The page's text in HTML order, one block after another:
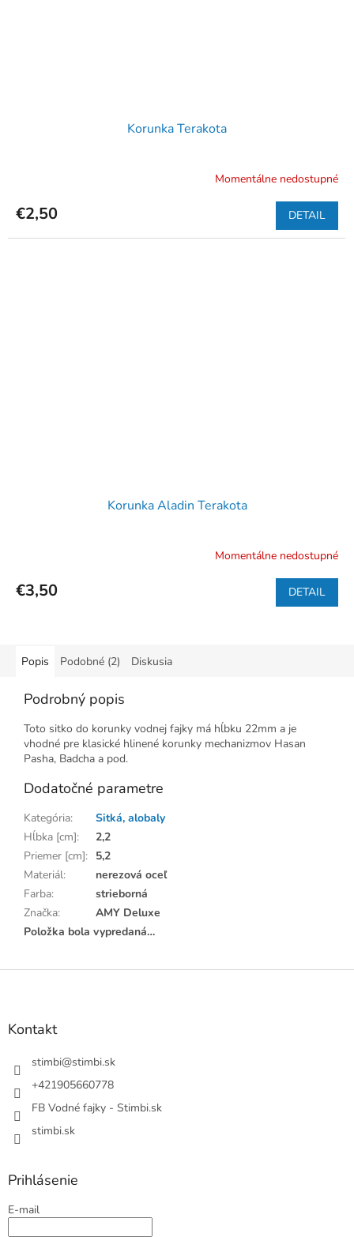
Korunka Terakota
Momentálne nedostupné
€2,50 DETAIL
Korunka Aladin Terakota
Momentálne nedostupné
€3,50 DETAIL
Popis Podobné (2) Diskusia
Podrobný popis
Toto sitko do korunky vodnej fajky má hĺbku 22mm a je
vhodné pre klasické hlinené korunky mechanizmov Hasan
Pasha, Badcha a pod.
Dodatočné parametre
Kategória:
Sitká, alobaly
Hĺbka [cm]:
2,2
Priemer [cm]: 5,2
Materiál:
nerezová oceľ
Farba:
strieborná
Značka:
AMY Deluxe
Položka bola vypredaná…
Z
Kontakt
stimbi@stimbi.sk
+421905660778
FB Vodné fajky - Stimbi.sk
stimbi.sk
Prihlásenie
E-mail